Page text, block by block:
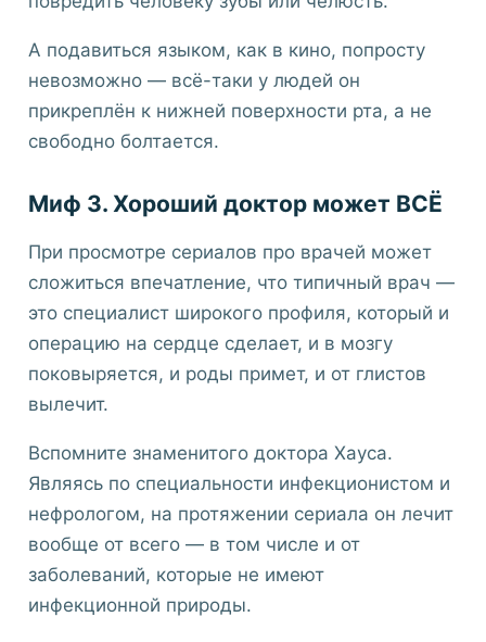
А подавиться языком, как в кино, попросту
невозможно — всё-таки у людей он
прикреплён к нижней поверхности рта, а не
свободно болтается.
Миф 3. Хороший доктор может ВСЁ
При просмотре сериалов про врачей может
сложиться впечатление, что типичный врач —
это специалист широкого профиля, который и
операцию на сердце сделает, и в мозгу
поковыряется, и роды примет, и от глистов
вылечит.
Вспомните знаменитого доктора Хауса.
Являясь по специальности инфекционистом и
нефрологом, на протяжении сериала он лечит
вообще от всего — в том числе и от
заболеваний, которые не имеют
инфекционной природы.